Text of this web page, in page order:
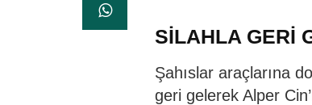
SİLAHLA GERİ
Şahıslar araçlarına
geri gelerek Alper